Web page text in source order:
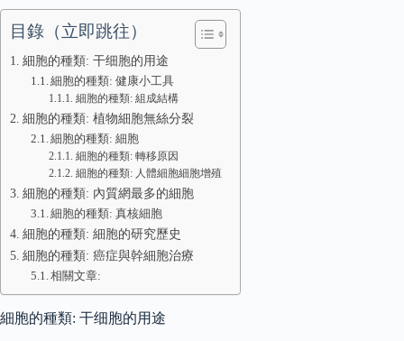
目錄（立即跳往）
細胞的種類: 干细胞的用途
細胞的種類: 健康小工具
細胞的種類: 組成結構
細胞的種類: 植物細胞無絲分裂
細胞的種類: 細胞
細胞的種類: 轉移原因
細胞的種類: 人體細胞細胞增殖
細胞的種類: 內質網最多的細胞
細胞的種類: 真核細胞
細胞的種類: 細胞的研究歷史
細胞的種類: 癌症與幹細胞治療
相關文章:
細胞的種類: 干细胞的用途